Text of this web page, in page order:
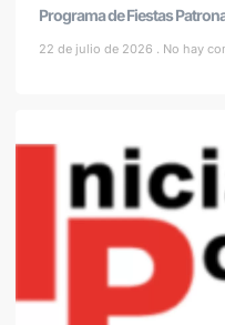
Programa de Fiestas
22 de julio de 2026 No hay